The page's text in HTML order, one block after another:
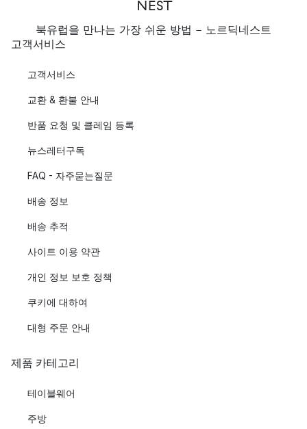
북유럽을 만나는 가장 쉬운 방법 - 노르딕네스트
고객서비스
고객서비스
교환 & 환불 안내
반품 요청 및 클레임 등록
뉴스레터구독
FAQ - 자주묻는질문
배송 정보
배송 추적
사이트 이용 약관
개인 정보 보호 정책
쿠키에 대하여
대형 주문 안내
제품 카테고리
테이블웨어
주방